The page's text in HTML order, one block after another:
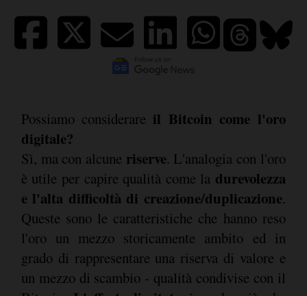
Possiamo considerare il Bitcoin come l'oro
digitale?
Sì, ma con alcune riserve. L'analogia con l'oro
è utile per capire qualità come la durevolezza
e l'alta difficoltà di creazione/duplicazione.
Queste sono le caratteristiche che hanno reso
l'oro un mezzo storicamente ambito ed in
grado di rappresentare una riserva di valore e
un mezzo di scambio - qualità condivise con il